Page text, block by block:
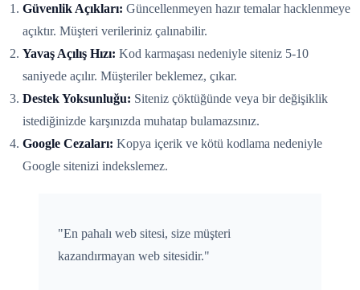
Güvenlik Açıkları: Güncellenmeyen hazır temalar hacklenmeye
açıktır. Müşteri verileriniz çalınabilir.
Yavaş Açılış Hızı: Kod karmaşası nedeniyle siteniz 5-10
saniyede açılır. Müşteriler beklemez, çıkar.
Destek Yoksunluğu: Siteniz çöktüğünde veya bir değişiklik
istediğinizde karşınızda muhatap bulamazsınız.
Google Cezaları: Kopya içerik ve kötü kodlama nedeniyle
Google sitenizi indekslemez.
"En pahalı web sitesi, size müşteri
kazandırmayan web sitesidir."